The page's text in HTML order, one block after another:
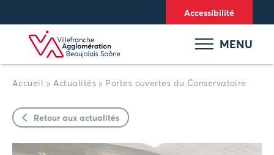
Accessibilité
MENU
Accueil » Actualités » Portes ouvertes du Conservatoire
Retour aux actualités